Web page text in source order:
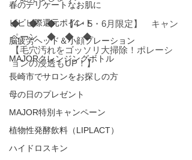
春のデリケートなお肌に
ビビビ際還元ポイント
脳疲労ヘッド＆小顔プレーション
MAJORクレンジングボトル
長崎市でサロンをお探しの方
母の日のプレゼント
MAJOR特別キャンペーン
植物性発酵飲料（LIPLACT）
ハイドロスキン
◆　◆　◆　【4・5・6月限定】　キャン
ペーン　◆　◆　◆
【毛穴汚れをゴッソリ大掃除！ポレーシ
ョンの浸透もUP！】